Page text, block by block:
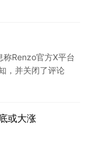
Renzo官方X平台
，并关闭了评论
或大涨